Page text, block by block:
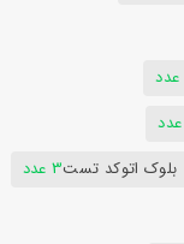
بلوک اتوکد تست3 عدد